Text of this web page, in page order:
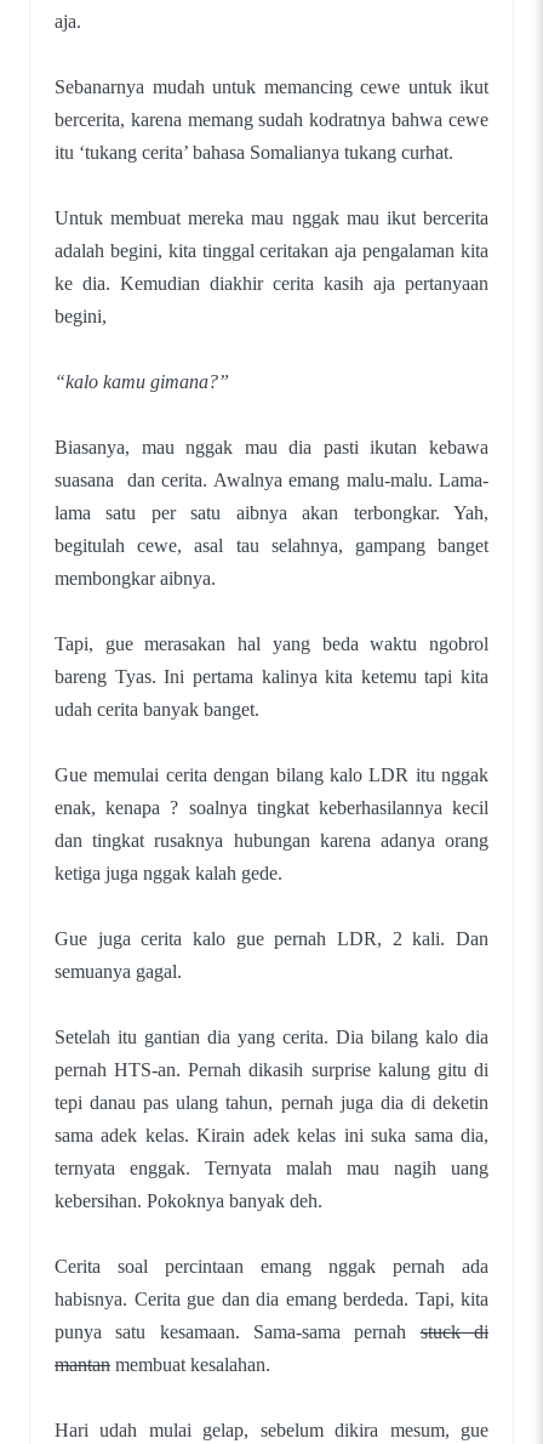
aja.
Sebanarnya mudah untuk memancing cewe untuk ikut
bercerita, karena memang sudah kodratnya bahwa cewe
itu ‘tukang cerita’ bahasa Somalianya tukang curhat.
Untuk membuat mereka mau nggak mau ikut bercerita
adalah begini, kita tinggal ceritakan aja pengalaman kita
ke dia. Kemudian diakhir cerita kasih aja pertanyaan
begini,
“kalo kamu gimana?”
Biasanya, mau nggak mau dia pasti ikutan kebawa
suasana dan cerita. Awalnya emang malu-malu. Lama-
lama satu per satu aibnya akan terbongkar. Yah,
begitulah cewe, asal tau selahnya, gampang banget
membongkar aibnya.
Tapi, gue merasakan hal yang beda waktu ngobrol
bareng Tyas. Ini pertama kalinya kita ketemu tapi kita
udah cerita banyak banget.
Gue memulai cerita dengan bilang kalo LDR itu nggak
enak, kenapa ? soalnya tingkat keberhasilannya kecil
dan tingkat rusaknya hubungan karena adanya orang
ketiga juga nggak kalah gede.
Gue juga cerita kalo gue pernah LDR, 2 kali. Dan
semuanya gagal.
Setelah itu gantian dia yang cerita. Dia bilang kalo dia
pernah HTS-an. Pernah dikasih surprise kalung gitu di
tepi danau pas ulang tahun, pernah juga dia di deketin
sama adek kelas. Kirain adek kelas ini suka sama dia,
ternyata enggak. Ternyata malah mau nagih uang
kebersihan. Pokoknya banyak deh.
Cerita soal percintaan emang nggak pernah ada
habisnya. Cerita gue dan dia emang berdeda. Tapi, kita
punya satu kesamaan. Sama-sama pernahstuck di
mantan membuat kesalahan.
Hari udah mulai gelap, sebelum dikira mesum, gue